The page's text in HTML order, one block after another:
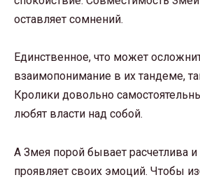
оставляет сомнений.
Единственное, что может
взаимопонимание в их тандеме,
Кролики довольно
любят власти над собой.
А Змея порой бывает расчетлива
проявляет своих эмоций. Чтобы